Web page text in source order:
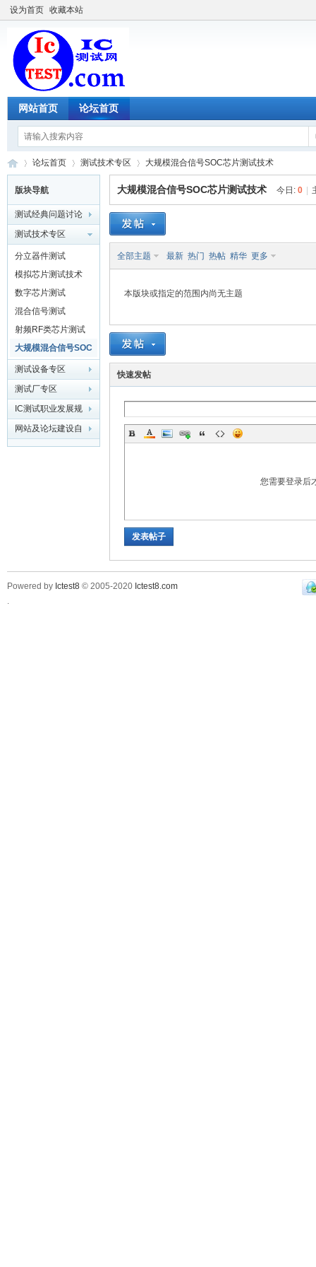
设为首页 收藏本站
网站首页 论坛首页
IC
测
»
论坛首页
›
测试技术专区
›
大规模混合信号SOC芯片测试技术
版块导航
测试经典问题讨论
测试技术专区
分立器件测试
模拟芯片测试技术
数字芯片测试
混合信号测试
射频RF类芯片测试
技术
大规模混合信号SOC
芯片测试技术
测试设备专区
测试厂专区
IC测试职业发展规
划
网站及论坛建设自
由灌水区
大规模混合信号SOC芯片测试技术 今日: 0
全部主题 最新 热门 热帖 精华 更多
本版块或指定的范围内尚无主题
快速发帖
您需要登录后
发表帖子
Powered by Ictest8© 2005-2020 Ictest8.com
.